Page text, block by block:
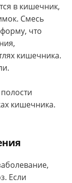
в кишечник,
Смесь
что
кишечника.
кишечника.
Если